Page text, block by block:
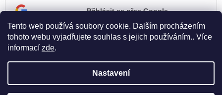
Tento web používá soubory cookie. Dalším procházením
tohoto webu vyjadřujete souhlas s jejich používáním.. Více
informací zde.
Nastavení
Přihlásit se přes Google
Přihlásit se přes Seznam
Vytvořil Shoptet